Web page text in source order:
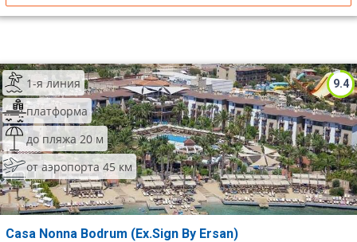
9.4
1-я линия
платформа
до пляжа 20 м
от аэропорта 45 км
Casa Nonna Bodrum (Ex.Sign By Ersan)